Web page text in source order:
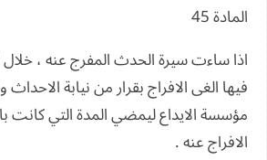
المادة 45
اذا ساءت سيرة الحدث المفرج عنه ، خلال
فيها الغى الافراج بقرار من نيابة
مؤسسة الايداع ليمضي المدة التي كانت
الافراج عنه .